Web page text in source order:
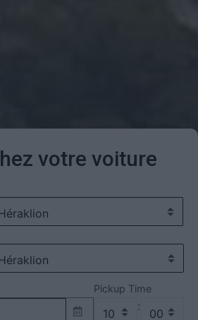
votre voiture
Pickup Time
: